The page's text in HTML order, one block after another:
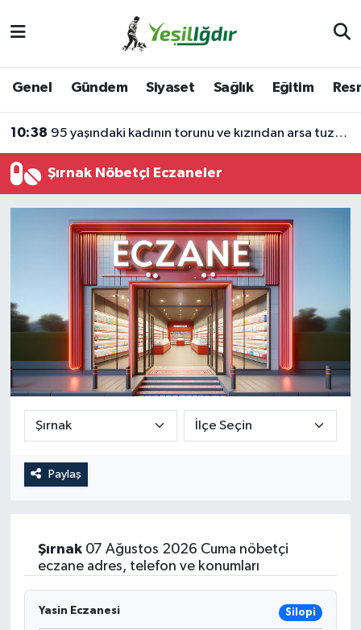
Genel Gündem Siyaset Sağlık Eğitim
10:38 95 yaşındaki kadının torunu ve kızından arsa tuzağı
Şırnak Nöbetçi Eczaneler
Paylaş
Şırnak07 Ağustos 2026 Cuma nöbetçi
eczane adres, telefon ve konumları
Yasin Eczanesi Silopi
İğdir Namaz Vakitleri
Iğdır Trafik Yoğunluk Haritası
Süper Lig Puan Durumu ve Fikstür
Tüm Manşetler
Son Dakika Haberleri
Haber Arşivi